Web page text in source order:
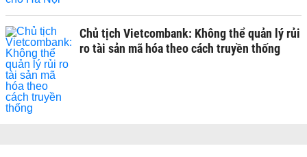
Chủ tịch Vietcombank: Không thể quản lý rủi
ro tài sản mã hóa theo cách truyền thống